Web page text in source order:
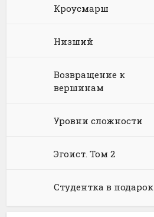
Языкознание
Социальная фантастика
Юмористическая фантастика
Ужасы и Мистика
Фэнтези про драконов
Кроусмарш
Низший
Возвращение к
вершинам
Уровни сложности
Эгоист. Том 2
Студентка в подарок